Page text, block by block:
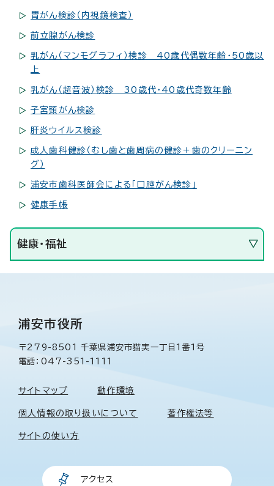
胃がん検診（内視鏡検査）
前立腺がん検診
乳がん（マンモグラフィ）検診 40歳代偶数年齢・50歳以
上
乳がん（超音波）検診 30歳代・40歳代奇数年齢
子宮頸がん検診
肝炎ウイルス検診
成人歯科健診（むし歯と歯周病の健診＋歯のクリーニン
グ）
浦安市歯科医師会による「口腔がん検診」
健康手帳
健康・福祉
浦安市役所
〒279-8501 千葉県浦安市猫実一丁目1番1号
電話：047-351-1111
サイトマップ 動作環境
個人情報の取り扱いについて 著作権法等
サイトの使い方
アクセス